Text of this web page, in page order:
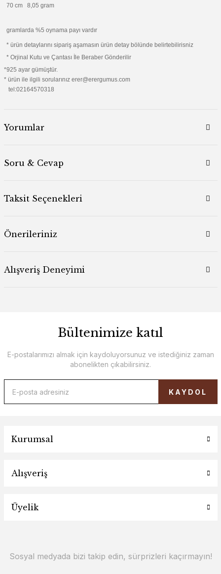
70 cm 8,05 gram
gramlarda %5 oynama payı vardır
* ürün detaylarını sipariş aşamasın ürün detay bölünde belirtebilirisniz
* Orjinal Kutu ve Çantası İle Beraber Gönderilir
*925 ayar gümüştür.
* ürün ile ilgili sorularınız erer@erergumus.com
tel:02164570318
Yorumlar
Soru & Cevap
Taksit Seçenekleri
Önerileriniz
Alışveriş Deneyimi
Bültenimize katıl
E-postalarımızı almak için kaydoluyorsunuz ve istediğiniz zaman
abonelikten çıkabilirsiniz.
KAYDOL
Kurumsal
Alışveriş
Üyelik
Sosyal medyada bizi takip edin, sürprizleri kaçırmayın!